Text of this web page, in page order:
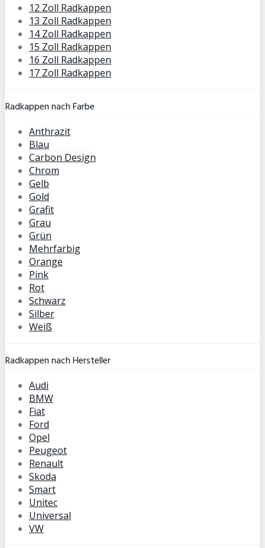
12 Zoll Radkappen
13 Zoll Radkappen
14 Zoll Radkappen
15 Zoll Radkappen
16 Zoll Radkappen
17 Zoll Radkappen
Radkappen nach Farbe
Anthrazit
Blau
Carbon Design
Chrom
Gelb
Gold
Grafit
Grau
Grün
Mehrfarbig
Orange
Pink
Rot
Schwarz
Silber
Weiß
Radkappen nach Hersteller
Audi
BMW
Fiat
Ford
Opel
Peugeot
Renault
Skoda
Smart
Unitec
Universal
VW